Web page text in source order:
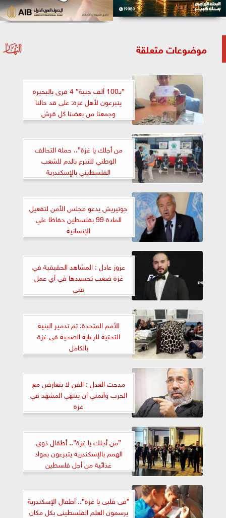
موضوعات متعلقة
”بـ100 ألف جنية” 4 قرى بالبحيرة
يتبرعون لأهل غزة: على قد حالنا
وجمعنا من بعضنا كل قرش
من أجلك يا غزة”.. حملة التحالف
الوطني للتبرع بالدم للشعب
الفلسطيني بالإسكندرية
جوتيريش يدعو مجلس الأمن لتفعيل
المادة 99 بفلسطين حفاظا علي
الإنسانية
عزوز عادل : المشاهد الحقيقية في
غزة صعب تجسيدها في أي عمل
فني
الأمم المتحدة: تم تدمير البنية
التحتية للرعاية الصحية فى غزة
بالكامل
مدحت العدل : الفن لا يتعارض مع
الحرب وأتمني أن ينتهي المشهد في
غزة
”من أجلك يا غزة”.. أطفال ذوي
الهمم بالإسكندرية يتبرعون بمواد
غذائية من أجل فلسطين
”فى قلبى يا غزة”.. أطفال الإسكندرية
يرسمون العلم الفلسطينى بكل مكان